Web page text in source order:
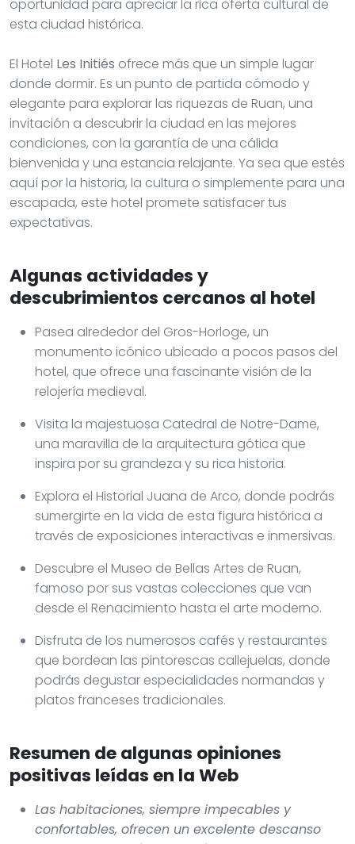
oportunidad para apreciar la rica oferta cultural de
esta ciudad histórica.
El Hotel Les Initiés ofrece más que un simple lugar
donde dormir. Es un punto de partida cómodo y
elegante para explorar las riquezas de Ruan, una
invitación a descubrir la ciudad en las mejores
condiciones, con la garantía de una cálida
bienvenida y una estancia relajante. Ya sea que estés
aquí por la historia, la cultura o simplemente para una
escapada, este hotel promete satisfacer tus
expectativas.
Algunas actividades y
descubrimientos cercanos al hotel
Pasea alrededor del Gros-Horloge, un
monumento icónico ubicado a pocos pasos del
hotel, que ofrece una fascinante visión de la
relojería medieval.
Visita la majestuosa Catedral de Notre-Dame,
una maravilla de la arquitectura gótica que
inspira por su grandeza y su rica historia.
Explora el Historial Juana de Arco, donde podrás
sumergirte en la vida de esta figura histórica a
través de exposiciones interactivas e inmersivas.
Descubre el Museo de Bellas Artes de Ruan,
famoso por sus vastas colecciones que van
desde el Renacimiento hasta el arte moderno.
Disfruta de los numerosos cafés y restaurantes
que bordean las pintorescas callejuelas, donde
podrás degustar especialidades normandas y
platos franceses tradicionales.
Resumen de algunas opiniones
positivas leídas en la Web
Las habitaciones, siempre impecables y
confortables, ofrecen un excelente descanso